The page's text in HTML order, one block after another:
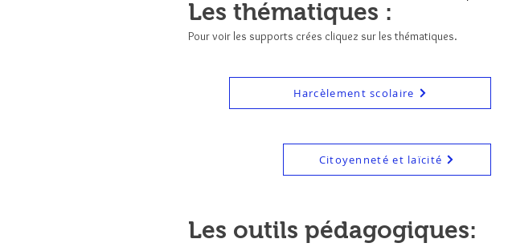
Harcèlement scolaire
Citoyenneté et laïcité
Les thématiques :
Pour voir les supports crées cliquez sur les thématiques.
Les outils pédagogiques: